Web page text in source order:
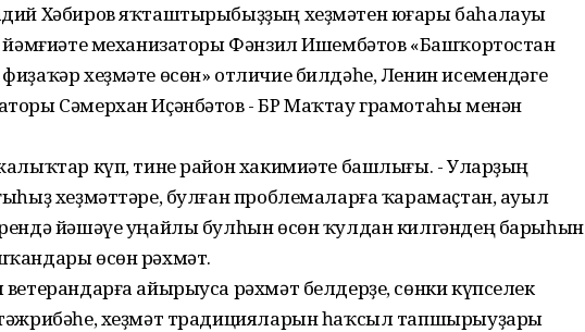
Хәбиров яҡташтырыбыҙҙың хеҙмәтен юғары баһалауы
йәмғиәте механизаторы Фәнзил Ишембәтов «Башҡортостан
хеҙмәте өсөн» отличие билдәһе, Ленин исемендәге
Сәмерхан Иҫәнбәтов - БР Маҡтау грамотаһы менән
күп, тине район хакимиәте башлығы. - Уларҙың
хеҙмәттәре, булған проблемаларға ҡарамаҫтан, ауыл
йәшәүе уңайлы булһын өсөн ҡулдан килгәндең барыһын
өсөн рәхмәт.
айырыуса рәхмәт белдерҙе, сөнки күпселек
хеҙмәт традицияларын һаҡсыл тапшырыуҙары